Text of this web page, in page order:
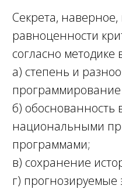
Секрета,
равноценности
согласно методике
а) степень и
б) обоснованность
национальными
программами;
в) сохранение
г)